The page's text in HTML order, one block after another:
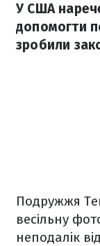
У США
допомогти
зробили
Подружжя
весільну
неподалік